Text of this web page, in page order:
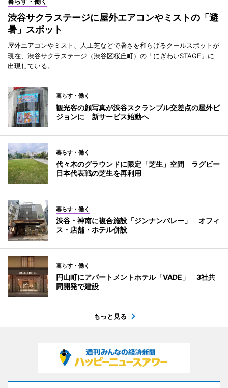
渋谷サクラステージに屋外エアコンやミストの「避
暑」スポット
屋外エアコンやミスト、人工芝などで暑さを和らげるクールスポットが
現在、渋谷サクラステージ（渋谷区桜丘町）の「にぎわいSTAGE」に
出現している。
暮らす・働く
観光客の顔写真が渋谷スクランブル交差点の屋外ビ
ジョンに 新サービス始動へ
暮らす・働く
代々木のグラウンドに限定「芝生」空間 ラグビー
日本代表戦の芝生を再利用
暮らす・働く
渋谷・神南に複合施設「ジンナンバレー」 オフィ
ス・店舗・ホテル併設
暮らす・働く
円山町にアパートメントホテル「VADE」 3社共
同開発で建設
もっと見る